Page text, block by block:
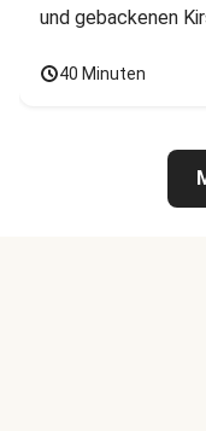
und gebackenen
40 Minuten